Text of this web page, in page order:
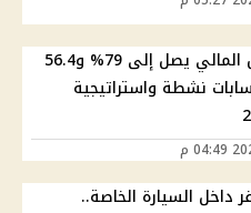
المركزي: الشمول المالي يصل إلى 79% و56.4
نشطة واستراتيجية
داخل السيارة الخاصة..